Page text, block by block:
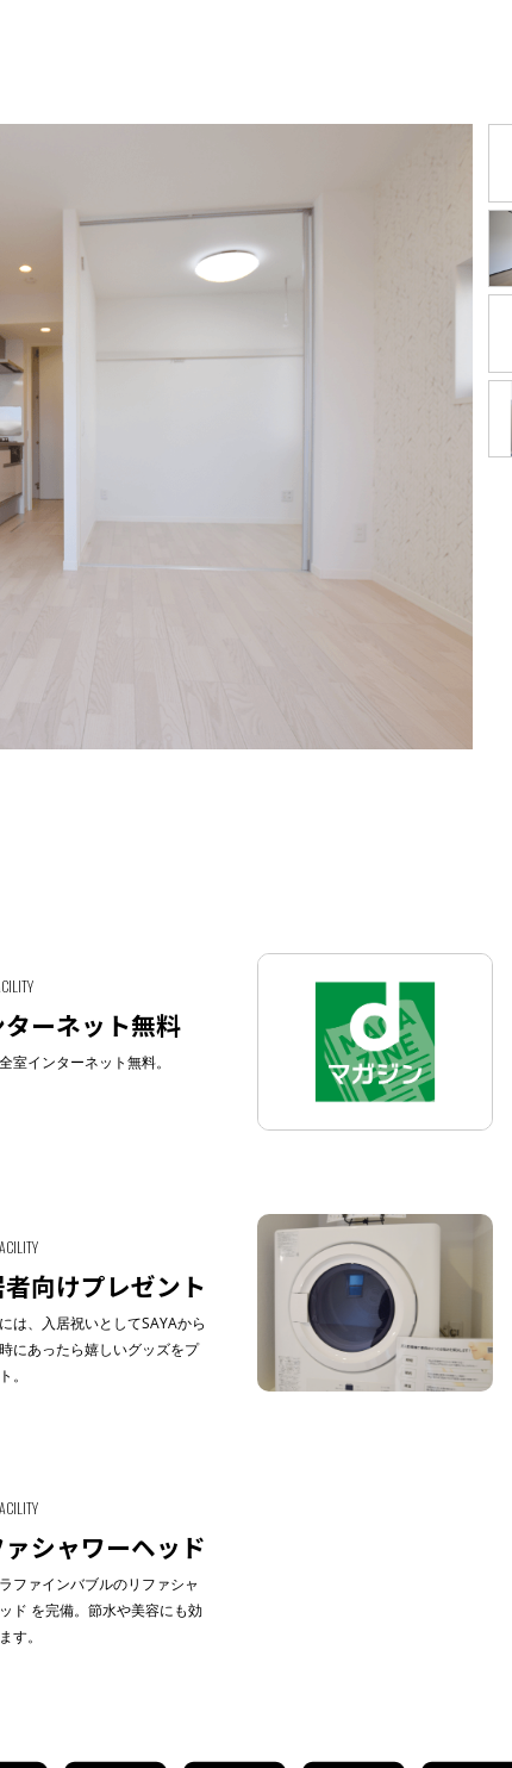
ーネット無料
室インターネット無料。
向けプレゼント
は、入居祝いとしてSAYAから
にあったら嬉しいグッズをプ
。
ァシャワーヘッド
ファインバブルのリファシャ
ド を完備。節水や美容にも効
す。